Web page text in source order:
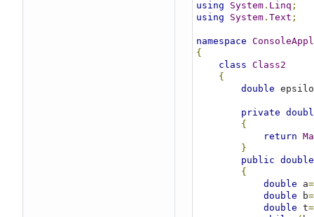
using System. Linq ;
using
System. Text ;
namespace
{
class Class2
{
double
private
{
return
}
public double
{
double a
double b=
double t=